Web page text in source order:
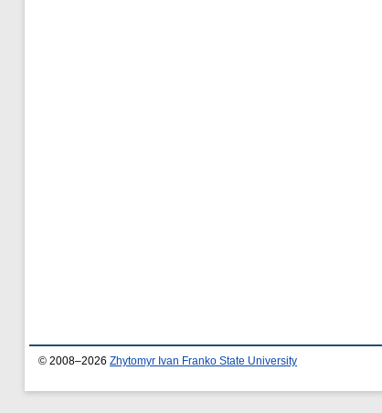
© 2008–2026 Zhytomyr Ivan Franko State University